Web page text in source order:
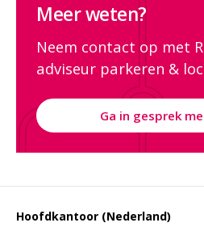
Meer weten?
Neem contact op met
adviseur parkeren &
Ga in gesprek
Hoofdkantoor (Nederland)